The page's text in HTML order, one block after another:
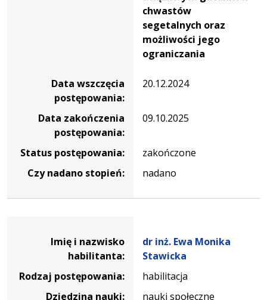
chwastów
segetalnych oraz
możliwości jego
ograniczania
Data wszczęcia
postępowania:
20.12.2024
Data zakończenia
postępowania:
09.10.2025
Status postępowania:
zakończone
Czy nadano stopień:
nadano
Imię i nazwisko
habilitanta:
dr inż. Ewa Monika
Stawicka
Rodzaj postępowania:
habilitacja
Dziedzina nauki:
nauki społeczne